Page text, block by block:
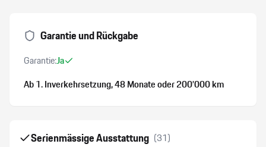
Garantie und Rückgabe
Garantie:Ja
Ab 1. Inverkehrsetzung, 48 Monateoder 200’000 km
Serienmässige Ausstattung (31)